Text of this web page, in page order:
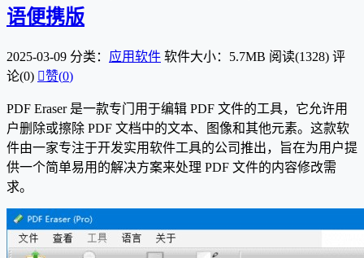
语便携版
2025-03-09 分类： 应用软件 软件大小：5.7MB 阅读(1328) 评
论(0) 赞(0)
PDF Eraser 是一款专门用于编辑 PDF 文件的工具，它允许用
户删除或擦除 PDF 文档中的文本、图像和其他元素。这款软
件由一家专注于开发实用软件工具的公司推出，旨在为用户提
供一个简单易用的解决方案来处理 PDF 文件的内容修改需
求。